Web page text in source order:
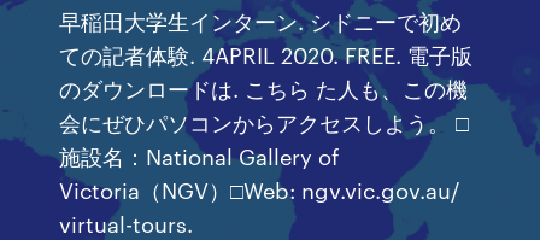
早稲田大学生インターン. シドニーで初め
ての記者体験. 4APRIL 2020. FREE. 電子版
のダウンロードは. こちら た人も、この機
会にぜひパソコンからアクセスしよう。 □
施設名：National Gallery of
Victoria（NGV）□Web: ngv.vic.gov.au/
virtual-tours.